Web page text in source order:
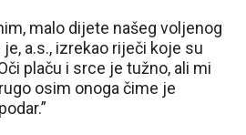
malo dijete našeg voljenog
je, a.s., izrekao riječi koje su
plaču i srce je tužno, ali mi
osim onoga čime je